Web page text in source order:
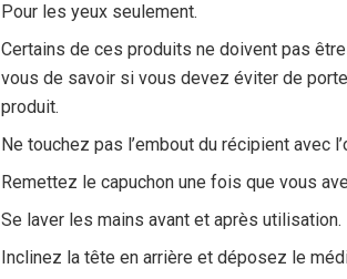
Pour les yeux seulement.
Certains de ces produits ne doivent pas
vous de savoir si vous devez éviter de
produit.
Ne touchez pas l’embout du récipient avec
Remettez le capuchon une fois que vous
Se laver les mains avant et après utilisation.
Inclinez la tête en arrière et déposez le